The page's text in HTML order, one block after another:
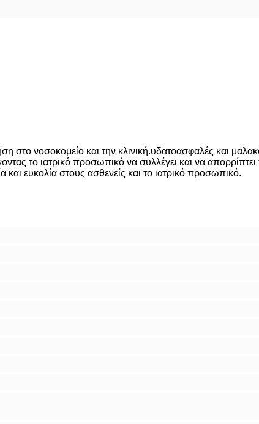
στο νοσοκομείο και την κλινική.υδατοασφαλές και
το ιατρικό προσωπικό να συλλέγει και να απορρίπτει
ευκολία στους ασθενείς και το ιατρικό προσωπικό.